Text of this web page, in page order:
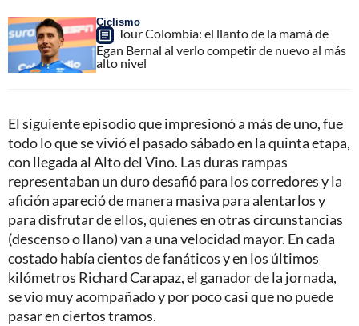
Ciclismo
Tour Colombia: el llanto de la mamá de
Egan Bernal al verlo competir de nuevo al más
alto nivel
El siguiente episodio que impresionó a más de uno, fue
todo lo que se vivió el pasado sábado en la quinta etapa,
con llegada al Alto del Vino. Las duras rampas
representaban un duro desafió para los corredores y la
afición apareció de manera masiva para alentarlos y
para disfrutar de ellos, quienes en otras circunstancias
(descenso o llano) van a una velocidad mayor. En cada
costado había cientos de fanáticos y en los últimos
kilómetros Richard Carapaz, el ganador de la jornada,
se vio muy acompañado y por poco casi que no puede
pasar en ciertos tramos.